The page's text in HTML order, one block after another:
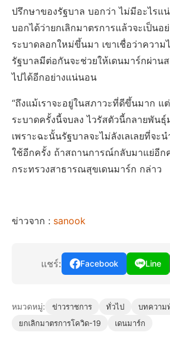
ปรึกษาของรัฐบาล บอกว่า ไม่มีอะไรแ
บอกได้ว่ายกเลิกมาตรการแล้วจะเป็นอ
ระบาดลอกใหม่ขึ้นมา เขาเชื่อว่าความ
รัฐบาลมีต่อกันจะช่วยให้เดนมาร์กผ่าน
ไปได้อีกอย่างแน่นอน
“ถึงแม้เราจะอยู่ในสภาวะที่ดีขึ้นมาก แ
ระบาดครั้งนี้จบลง ไวรัสตัวนี้กลายพัน
เพราะฉะนั้นรัฐบาลจะไม่ลังเลเลยที่จะ
ใช้อีกครั้ง ถ้าสถานการณ์กลับมาแย่อีก
กระทรวงสาธารณสุขเดนมาร์ก กล่าว
ข่าวจาก : sanook
แชร์: Facebook Line
หมวดหมู่: ข่าวราชการ ทั่วไป บทความ
ยกเลิกมาตรการโควิด-19 เดนมาร์ก